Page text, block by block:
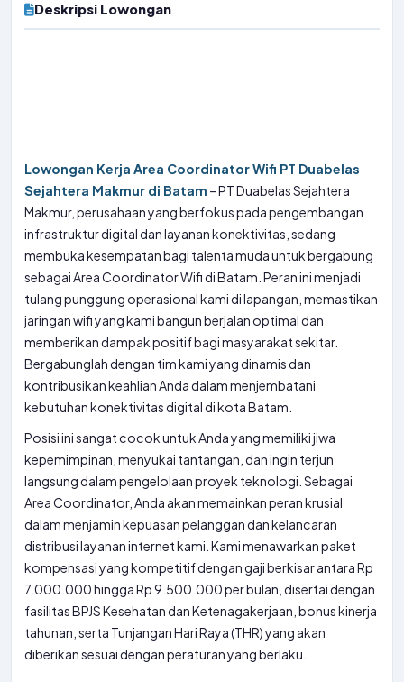
Deskripsi Lowongan
Lowongan Kerja Area Coordinator Wifi PT Duabelas
Sejahtera Makmur di Batam – PT Duabelas Sejahtera
Makmur, perusahaan yang berfokus pada pengembangan
infrastruktur digital dan layanan konektivitas, sedang
membuka kesempatan bagi talenta muda untuk bergabung
sebagai Area Coordinator Wifi di Batam. Peran ini menjadi
tulang punggung operasional kami di lapangan, memastikan
jaringan wifi yang kami bangun berjalan optimal dan
memberikan dampak positif bagi masyarakat sekitar.
Bergabunglah dengan tim kami yang dinamis dan
kontribusikan keahlian Anda dalam menjembatani
kebutuhan konektivitas digital di kota Batam.
Posisi ini sangat cocok untuk Anda yang memiliki jiwa
kepemimpinan, menyukai tantangan, dan ingin terjun
langsung dalam pengelolaan proyek teknologi. Sebagai
Area Coordinator, Anda akan memainkan peran krusial
dalam menjamin kepuasan pelanggan dan kelancaran
distribusi layanan internet kami. Kami menawarkan paket
kompensasi yang kompetitif dengan gaji berkisar antara Rp
7.000.000 hingga Rp 9.500.000 per bulan, disertai dengan
fasilitas BPJS Kesehatan dan Ketenagakerjaan, bonus kinerja
tahunan, serta Tunjangan Hari Raya (THR) yang akan
diberikan sesuai dengan peraturan yang berlaku.